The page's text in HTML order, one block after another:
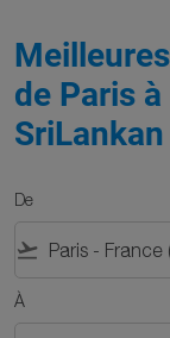
de Paris
De
flight_takeoff
À